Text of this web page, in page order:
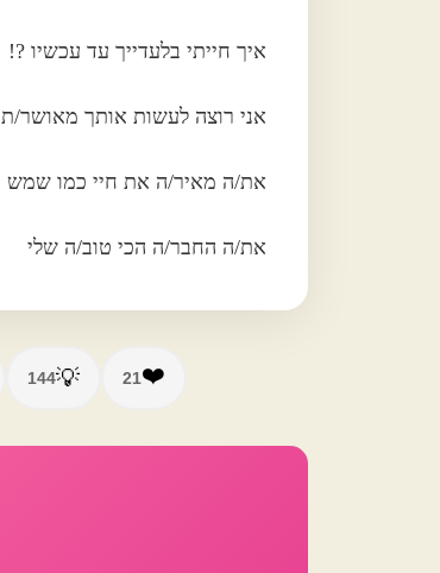
איך חייתי בלעדייך עד עכשיו ?!
אני רוצה לעשות אותך מאושר/ת
את/ה מאיר/ה את חיי כמו שמש
את/ה החבר/ה הכי טוב/ה שלי
❤️
21
💡
144